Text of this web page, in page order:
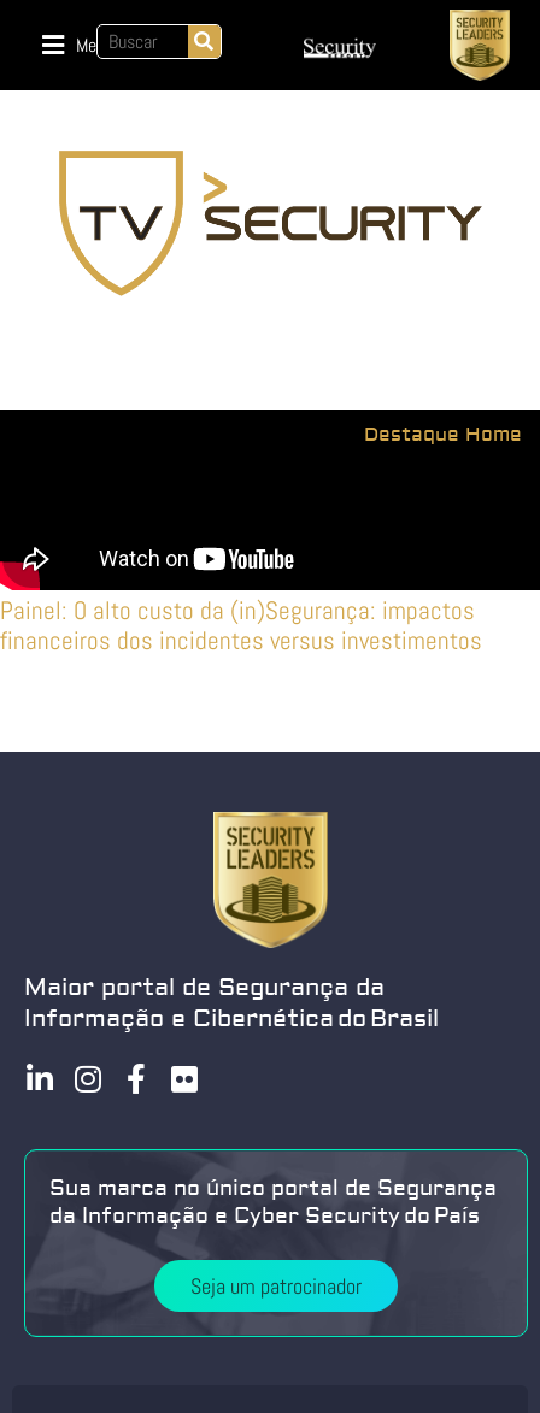
Menu
Destaque Home
Painel: O alto custo da (in)Segurança: impactos
financeiros dos incidentes versus investimentos
Maior portal de Segurança da
Informação e Cibernética do Brasil
Sua marca no único portal de Segurança
da Informação e Cyber Security do País
Seja um patrocinador